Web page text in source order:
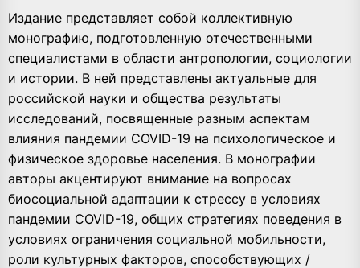
Издание представляет собой коллективную
монографию, подготовленную отечественными
специалистами в области антропологии, социологии
и истории. В ней представлены актуальные для
российской науки и общества результаты
исследований, посвященные разным аспектам
влияния пандемии COVID-19 на психологическое и
физическое здоровье населения. В монографии
авторы акцентируют внимание на вопросах
биосоциальной адаптации к стрессу в условиях
пандемии COVID-19, общих стратегиях поведения в
условиях ограничения социальной мобильности,
роли культурных факторов, способствующих /